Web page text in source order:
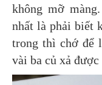
không mỡ
nhất là phải biết
trong thì chớ để
vài ba củ xả